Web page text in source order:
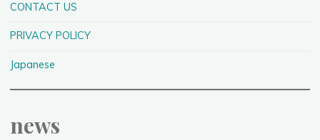
CONTACT US
PRIVACY POLICY
Japanese
news